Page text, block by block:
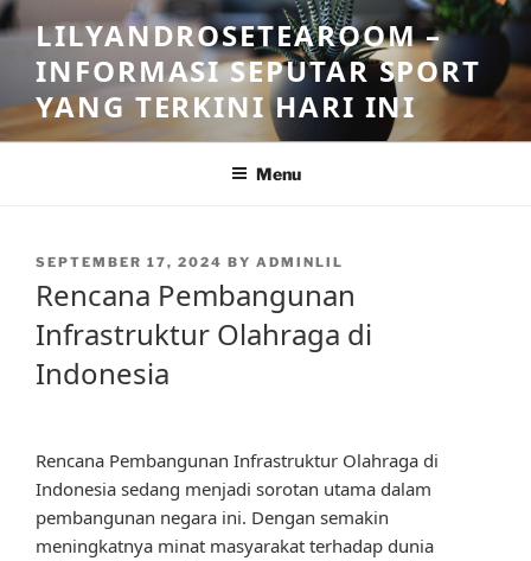
Skip
to
content
LILYANDROSETEAROOM –
INFORMASI SEPUTAR SPORT
YANG TERKINI HARI INI
Menu
POSTED
SEPTEMBER 17, 2024 BY ADMINLIL
Rencana Pembangunan
Infrastruktur Olahraga di
Indonesia
Rencana Pembangunan Infrastruktur Olahraga di
Indonesia sedang menjadi sorotan utama dalam
pembangunan negara ini. Dengan semakin
meningkatnya minat masyarakat terhadap dunia